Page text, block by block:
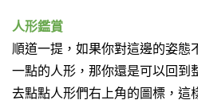
人形鑑賞
順道一提，如果你對這邊的姿態
一點的人形， 那你還是可以回到
去點點人形們右上角的圖標， 這